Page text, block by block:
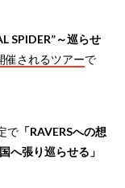
SPIDER”～巡らせ
催されるツアーで
で 「RAVERSへの想
へ張り巡らせる」